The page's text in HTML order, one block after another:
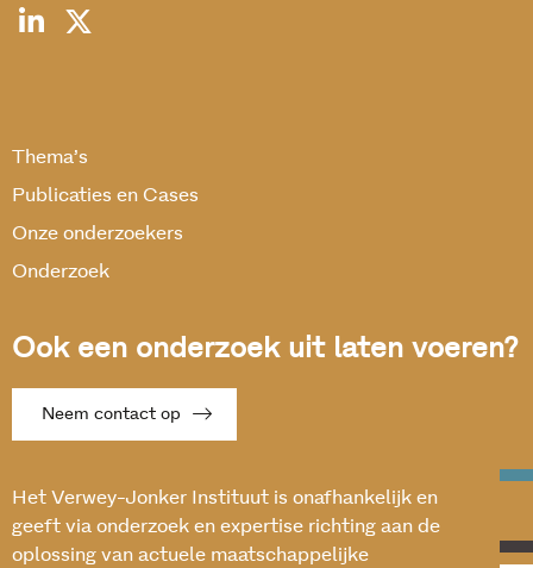
Thema’s
Publicaties en Cases
Onze onderzoekers
Onderzoek
Ook een onderzoek uit laten voeren?
Neem contact op
Het Verwey-Jonker Instituut is onafhankelijk en
geeft via onderzoek en expertise richting aan de
oplossing van actuele maatschappelijke